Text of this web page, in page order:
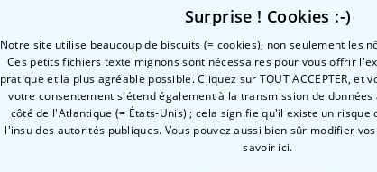
Surprise ! Cookies :-)
Notre site utilise beaucoup de biscuits (= cookies), non seulement les
Ces petits fichiers texte mignons sont nécessaires pour vous offrir
pratique et la plus agréable possible. Cliquez sur TOUT ACCEPTER, et
votre consentement s'étend également à la transmission de
côté de l'Atlantique (= États-Unis) ; cela signifie qu'il existe un risque
l'insu des autorités publiques. Vous pouvez aussi bien sûr modifier
savoir ici.